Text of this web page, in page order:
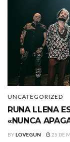
UNCATEGORIZED
RUNA LLENA
«NUNCA
BYLOVEGUN 25 DE